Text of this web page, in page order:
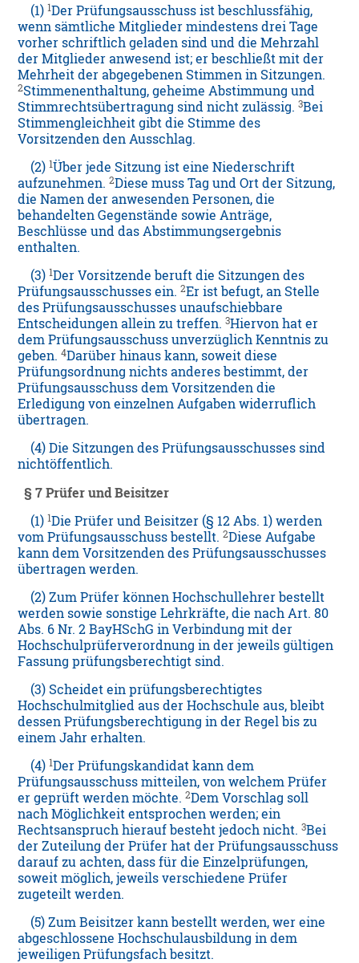
(1)1Der Prüfungsausschuss ist beschlussfähig,
wenn sämtliche Mitglieder mindestens drei Tage
vorher schriftlich geladen sind und die Mehrzahl
der Mitglieder anwesend ist; er beschließt mit der
Mehrheit der abgegebenen Stimmen in Sitzungen.
2Stimmenenthaltung, geheime Abstimmung und
Stimmrechtsübertragung sind nicht zulässig.3Bei
Stimmengleichheit gibt die Stimme des
Vorsitzenden den Ausschlag.
(2)1Über jede Sitzung ist eine Niederschrift
aufzunehmen.2Diese muss Tag und Ort der Sitzung,
die Namen der anwesenden Personen, die
behandelten Gegenstände sowie Anträge,
Beschlüsse und das Abstimmungsergebnis
enthalten.
(3)1Der Vorsitzende beruft die Sitzungen des
Prüfungsausschusses ein.2Er ist befugt, an Stelle
des Prüfungsausschusses unaufschiebbare
Entscheidungen allein zu treffen.3Hiervon hat er
dem Prüfungsausschuss unverzüglich Kenntnis zu
geben.4Darüber hinaus kann, soweit diese
Prüfungsordnung nichts anderes bestimmt, der
Prüfungsausschuss dem Vorsitzenden die
Erledigung von einzelnen Aufgaben widerruflich
übertragen.
(4) Die Sitzungen des Prüfungsausschusses sind
nichtöffentlich.
§ 7 Prüfer und Beisitzer
(1)1Die Prüfer und Beisitzer (§ 12 Abs. 1) werden
vom Prüfungsausschuss bestellt.2Diese Aufgabe
kann dem Vorsitzenden des Prüfungsausschusses
übertragen werden.
(2) Zum Prüfer können Hochschullehrer bestellt
werden sowie sonstige Lehrkräfte, die nach Art. 80
Abs. 6 Nr. 2 BayHSchG in Verbindung mit der
Hochschulprüferverordnung in der jeweils gültigen
Fassung prüfungsberechtigt sind.
(3) Scheidet ein prüfungsberechtigtes
Hochschulmitglied aus der Hochschule aus, bleibt
dessen Prüfungsberechtigung in der Regel bis zu
einem Jahr erhalten.
(4)1Der Prüfungskandidat kann dem
Prüfungsausschuss mitteilen, von welchem Prüfer
er geprüft werden möchte.2Dem Vorschlag soll
nach Möglichkeit entsprochen werden; ein
Rechtsanspruch hierauf besteht jedoch nicht.3Bei
der Zuteilung der Prüfer hat der Prüfungsausschuss
darauf zu achten, dass für die Einzelprüfungen,
soweit möglich, jeweils verschiedene Prüfer
zugeteilt werden.
(5) Zum Beisitzer kann bestellt werden, wer eine
abgeschlossene Hochschulausbildung in dem
jeweiligen Prüfungsfach besitzt.